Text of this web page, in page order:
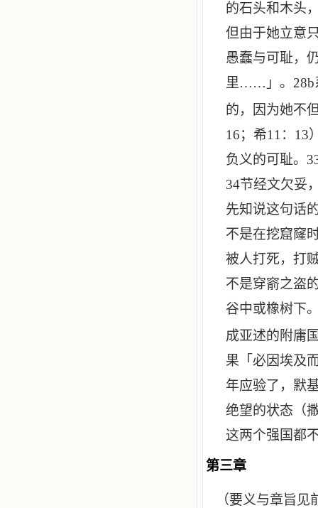
的石头和木头
但由于她立意
愚蠢与可耻，
里……」。 28b
的，因为她不
16；希11 ： 13
负义的可耻。
34节经文欠妥
先知说这句话
不是在挖窟窿
被人打死，打
不是穿窬之盗
谷中或橡树下
成亚述的附庸
果「必因埃及
年应验了，默
绝望的状态（
这两个强国都
第三章
（要义与章旨见